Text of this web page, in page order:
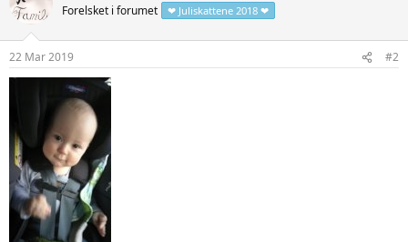
Forelsket i forumet ❤ Juliskattene 2018 ❤
22 Mar 2019 #2